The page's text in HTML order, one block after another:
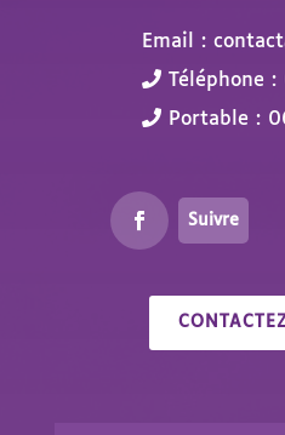
Email :
Téléphone
Portable :
Suivre